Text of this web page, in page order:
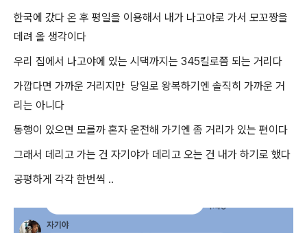
한국에 갔다 온 후 평일을 이용해서 내가 나고야로 가서 모꼬짱을
데려 올 생각이다
우리 집에서 나고야에 있는 시댁까지는 345킬로쯤 되는 거리다
가깝다면 가까운 거리지만 당일로 왕복하기엔 솔직히 가까운 거
리는 아니다
동행이 있으면 모를까 혼자 운전해 가기엔 좀 거리가 있는 편이다
그래서 데리고 가는 건 자기야가 데리고 오는 건 내가 하기로 했다
공평하게 각각 한번씩 ..